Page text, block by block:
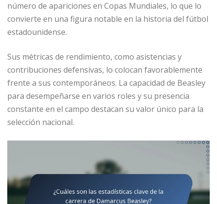
número de apariciones en Copas Mundiales, lo que lo
convierte en una figura notable en la historia del fútbol
estadounidense.
Sus métricas de rendimiento, como asistencias y
contribuciones defensivas, lo colocan favorablemente
frente a sus contemporáneos. La capacidad de Beasley
para desempeñarse en varios roles y su presencia
constante en el campo destacan su valor único para la
selección nacional.